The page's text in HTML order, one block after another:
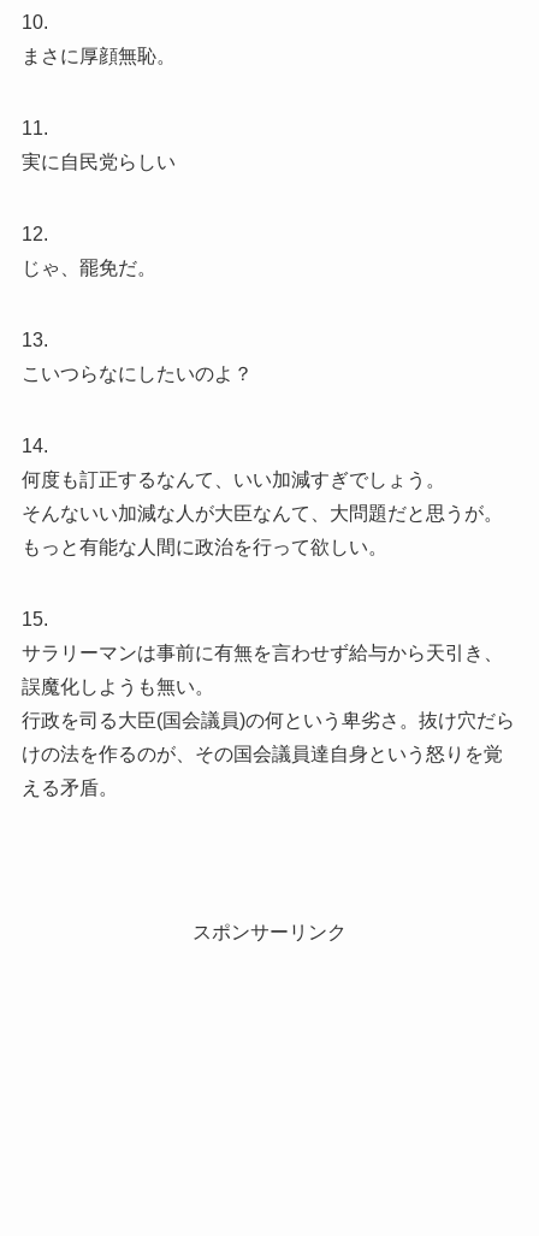
10.
まさに厚顔無恥。
11.
実に自民党らしい
12.
じゃ、罷免だ。
13.
こいつらなにしたいのよ？
14.
何度も訂正するなんて、いい加減すぎでしょう。
そんないい加減な人が大臣なんて、大問題だと思うが。
もっと有能な人間に政治を行って欲しい。
15.
サラリーマンは事前に有無を言わせず給与から天引き、
誤魔化しようも無い。
行政を司る大臣(国会議員)の何という卑劣さ。抜け穴だら
けの法を作るのが、その国会議員達自身という怒りを覚
える矛盾。
スポンサーリンク